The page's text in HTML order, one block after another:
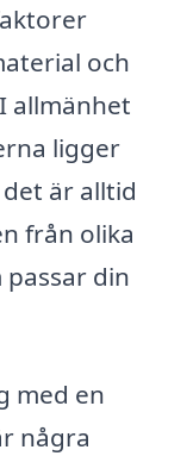
och
allmänhet
ligger
är alltid
från olika
din
med en
några